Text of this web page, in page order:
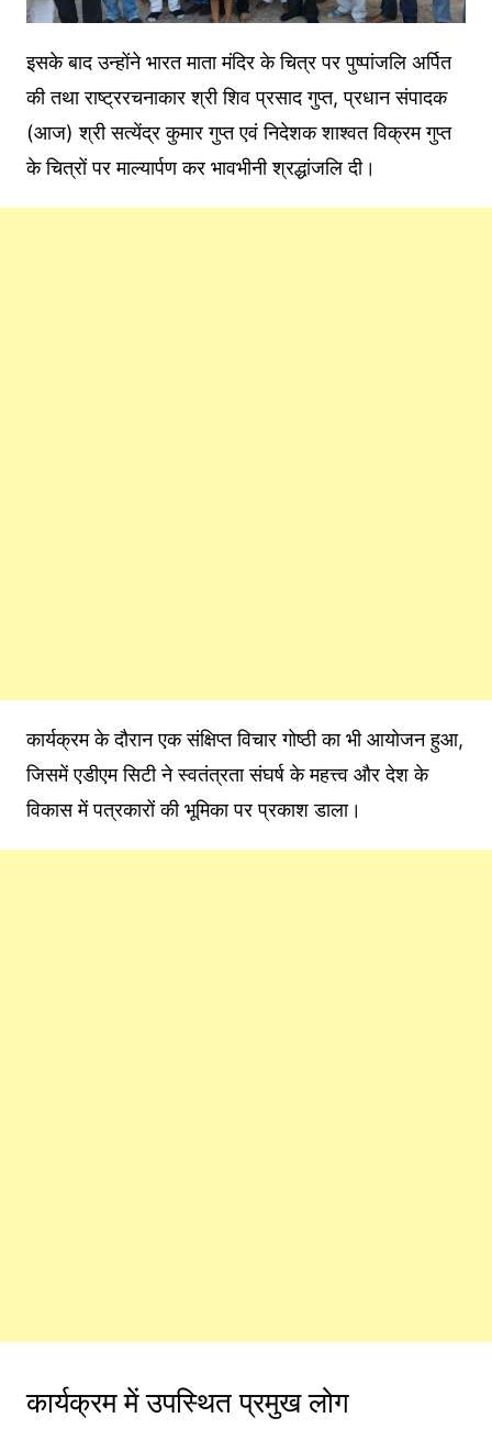
इसके बाद उन्होंने भारत माता मंदिर के चित्र पर पुष्पांजलि अर्पित
की तथा राष्ट्ररचनाकार श्री शिव प्रसाद गुप्त, प्रधान संपादक
(आज) श्री सत्येंद्र कुमार गुप्त एवं निदेशक शाश्वत विक्रम गुप्त
के चित्रों पर माल्यार्पण कर भावभीनी श्रद्धांजलि दी।
कार्यक्रम के दौरान एक संक्षिप्त विचार गोष्ठी का भी आयोजन हुआ,
जिसमें एडीएम सिटी ने स्वतंत्रता संघर्ष के महत्त्व और देश के
विकास में पत्रकारों की भूमिका पर प्रकाश डाला।
कार्यक्रम में उपस्थित प्रमुख लोग